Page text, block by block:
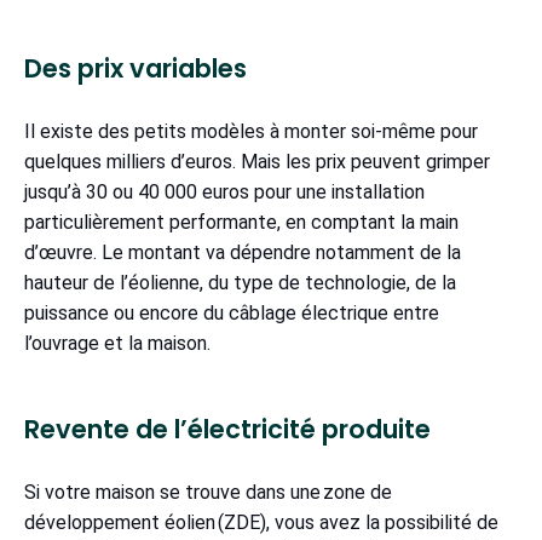
Des prix variables
Il existe des petits modèles à monter soi-même pour
quelques milliers d’euros. Mais les prix peuvent grimper
jusqu’à 30 ou 40 000 euros pour une installation
particulièrement performante, en comptant la main
d’œuvre. Le montant va dépendre notamment de la
hauteur de l’éolienne, du type de technologie, de la
puissance ou encore du câblage électrique entre
l’ouvrage et la maison.
Revente de l’électricité produite
Si votre maison se trouve dans une zone de
développement éolien (ZDE), vous avez la possibilité de